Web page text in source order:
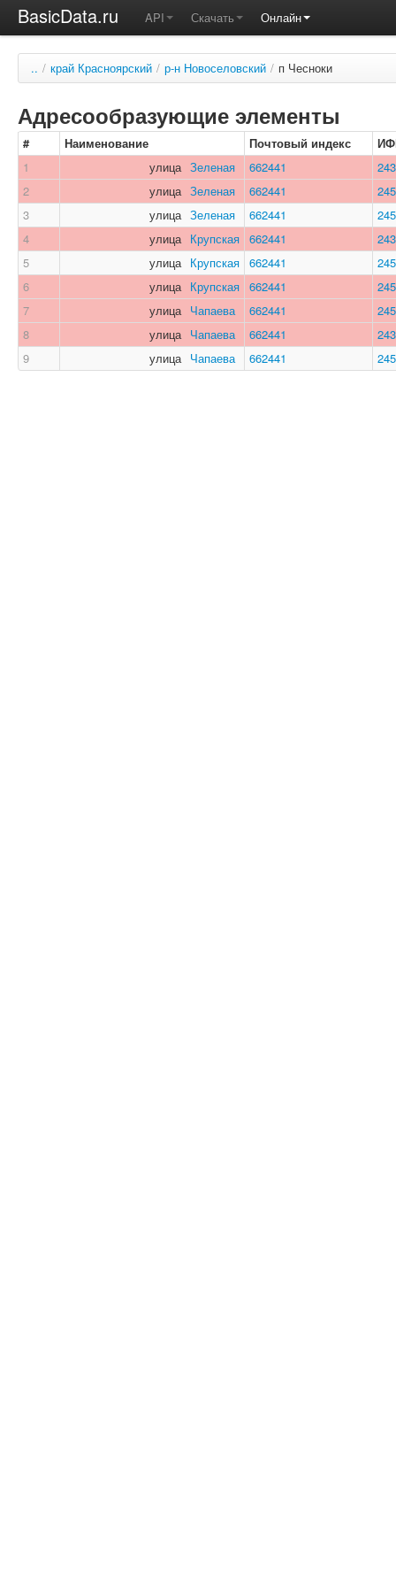
BasicData.ru API Скачать Онлайн
.. / край Красноярский / р-н Новоселовский / п Чесноки
Адресообразующие элементы
# Наименование Почтовый индекс
1
улица Зеленая 662441
2
улица Зеленая 662441
3
улица Зеленая 662441
4
улица Крупская 662441
5
улица Крупская 662441
6
улица Крупская 662441
7
улица Чапаева 662441
8
улица Чапаева 662441
9
улица Чапаева 662441